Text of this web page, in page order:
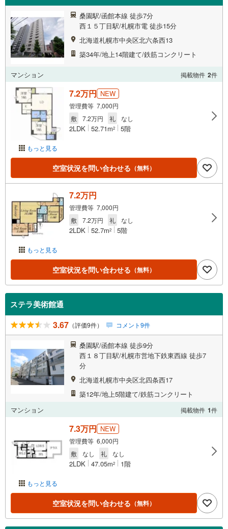
桑園駅/函館本線 徒歩7分
西１５丁目駅/札幌市電 徒歩15分
北海道札幌市中央区北六条西13
築34年/地上14階建て/鉄筋コンクリート
マンション 掲載物件 2件
もっと見る
7.2万円 NEW
管理費等 7,000円
敷
7.2万円 礼 なし
2LDK 52.71m2 5階
空室状況を問い合わせる （無料）
もっと見る
7.2万円
管理費等 7,000円
敷
7.2万円 礼 なし
2LDK 52.7m2 5階
空室状況を問い合わせる （無料）
ステラ美術館通
3.67 （評価9件） コメント9件
桑園駅/函館本線 徒歩9分
西１８丁目駅/札幌市営地下鉄東西線 徒歩7
分
北海道札幌市中央区北四条西17
築12年/地上5階建て/鉄筋コンクリート
マンション
掲載物件 1件
もっと見る
7.3万円 NEW
管理費等 6,000円
敷
なし 礼 なし
2LDK 47.05m2 1階
空室状況を問い合わせる （無料）